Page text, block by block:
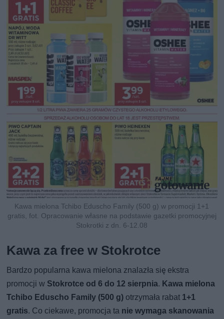
Kawa mielona Tchibo Eduscho Family (500 g) w promocji 1+1
gratis, fot. Opracowanie własne na podstawie gazetki promocyjnej
Stokrotki z dn. 6-12.08
Kawa za free w Stokrotce
Bardzo popularna kawa mielona znalazła się ekstra
promocji w Stokrotce od 6 do 12 sierpnia. Kawa mielona
Tchibo Eduscho Family (500 g) otrzymała rabat 1+1
gratis. Co ciekawe, promocja ta nie wymaga skanowania